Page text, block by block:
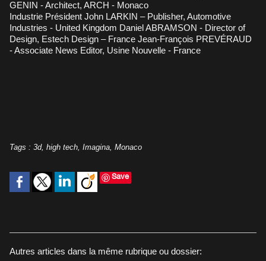
GENIN - Architect, ARCH - Monaco
Industrie Président John LARKIN – Publisher, Automotive
Industries - United Kingdom Daniel ABRAMSON - Director of
Design, Estech Design – France Jean-François PREVÉRAUD
- Associate News Editor, Usine Nouvelle - France
Tags : 3d, high tech Imagina Monaco
Save
Autres articles dans la même rubrique ou dossier: